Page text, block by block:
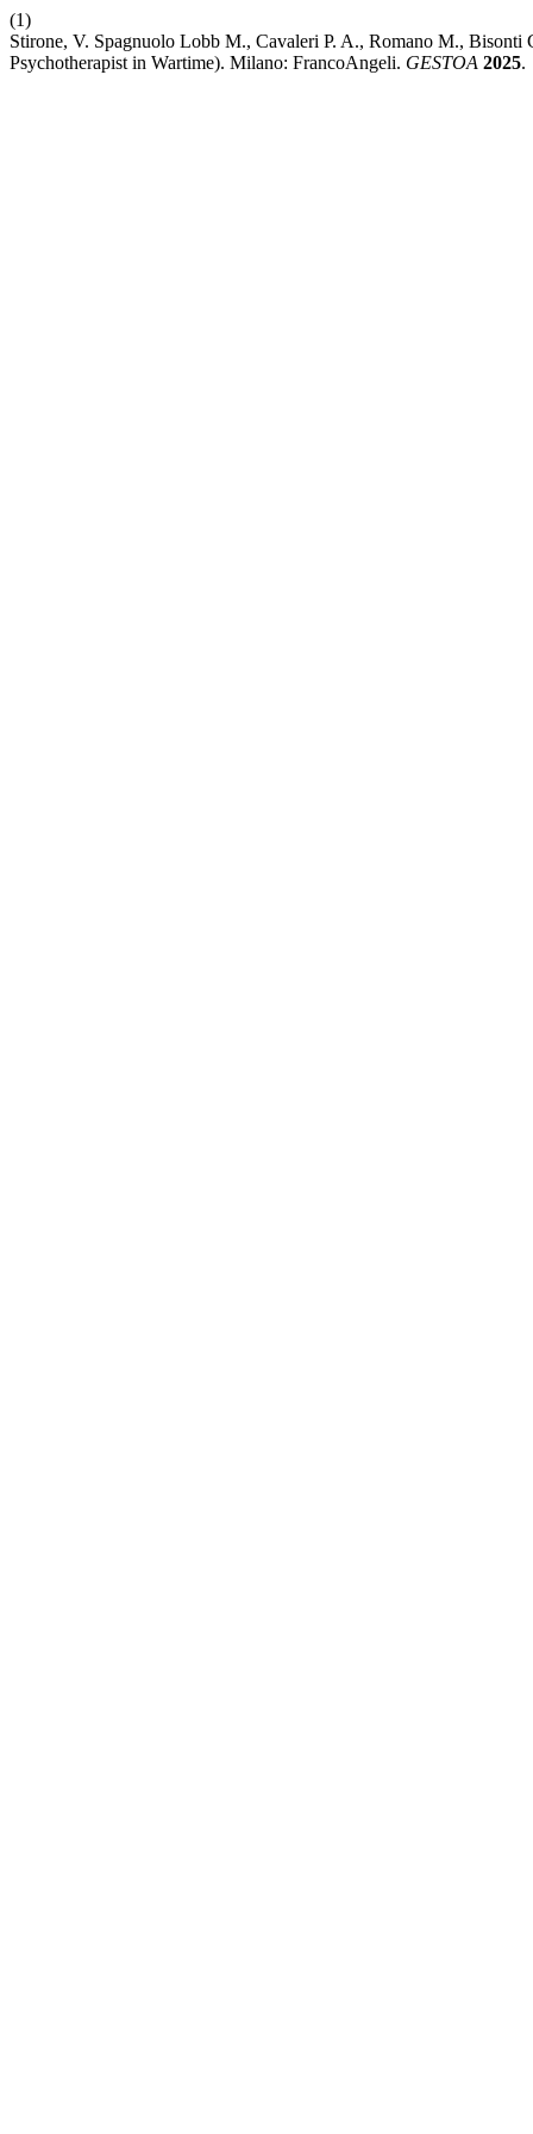
(1)
Stirone, V. Spagnuolo Lobb M., Cavaleri P. A., Romano M.,
Psychotherapist in Wartime). Milano: FrancoAngeli. GESTOA 2025.